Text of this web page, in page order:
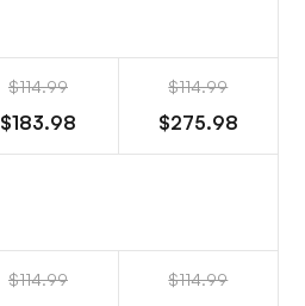
$114.99
$183.98
$114.99
$275.98
$114.99 $114.99